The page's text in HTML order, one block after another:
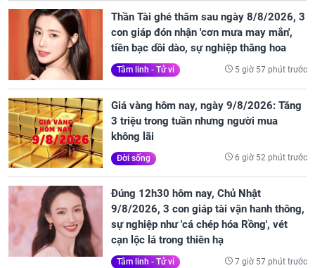
Thần Tài ghé thăm sau ngày 8/8/2026, 3
con giáp đón nhận 'cơn mưa may mắn',
tiền bạc dồi dào, sự nghiệp thăng hoa
Tâm linh - Tử vi 5 giờ 57 phút trước
Giá vàng hôm nay, ngày 9/8/2026: Tăng
3 triệu trong tuần nhưng người mua
không lãi
Đời sống 6 giờ 52 phút trước
Đúng 12h30 hôm nay, Chủ Nhật
9/8/2026, 3 con giáp tài vận hanh thông,
sự nghiệp như 'cá chép hóa Rồng', vét
cạn lộc lá trong thiên hạ
Tâm linh - Tử vi 7 giờ 57 phút trước